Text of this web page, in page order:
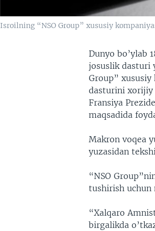
Isroilning “NSO Group” xususiy
Dunyo bo’ylab
josuslik dasturi
Group”
dasturini xorijiy
Fransiya
maqsadida
Makron voqea
yuzasidan
“NSO
tushirish uchun
“Xalqaro
birgalikda